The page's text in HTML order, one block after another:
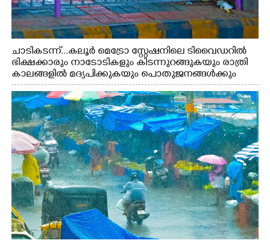
ചാടികടന്ന്...കലൂർ മെട്രോ സ്റ്റേഷനിലെ ടിവൈഡറിൽ
ഭിക്ഷക്കാരും നാടോടികളും കിടന്നുറങ്ങുകയും രാത്രി
കാലങ്ങളിൽ മദ്യപിക്കുകയും പൊതുജനങ്ങൾക്കും
വാഹനത്തിൽ പോകുന്നവർക്കും ബുദ്ധിമുട്ട് ഉണ്ടായ
സാഹചര്യത്തിൽ അധികാരികൾ കമ്പി കൊണ്ട് മറച്ച
വേലി ചാടികടക്കുന്ന നാടോടി സ്ത്രീ